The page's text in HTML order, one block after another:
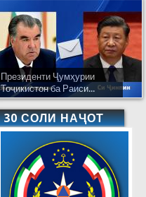
Президенти Ҷумҳурии
Тоҷикистон ба Раиси...
30 СОЛИ НАҶОТ